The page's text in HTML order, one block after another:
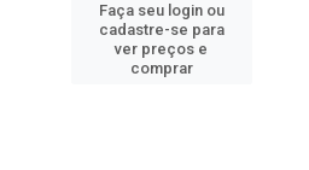
Faça seu login ou
cadastre-se para
ver preços e
comprar